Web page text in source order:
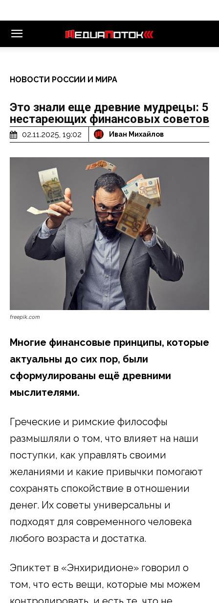
НОВОСТИ РОССИИ И МИРА
Это знали еще древние мудрецы: 5
нестареющих финансовых советов
02.11.2025, 19:02 Иван Михайлов
freepik.com
Многие финансовые принципы, которые
актуальны до сих пор, были
сформулированы ещё древними
мыслителями.
Греческие и римские философы
размышляли о том, что влияет на наши
поступки, как управлять своими
желаниями и какие привычки помогают
сохранять спокойствие в отношении
денег. Их советы универсальны и
подходят для современного человека
любого возраста и достатка.
Эпиктет в «Энхиридионе» говорил о
том, что есть вещи, которые мы можем